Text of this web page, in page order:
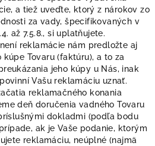
a tiež uveďte, ktorý z nárokov zo
za vady, špecifikovaných v
až 7.5.8., si uplatňujete.
reklamácie nám predložte aj
kúpe Tovaru (faktúru), a to za
jeho kúpy u Nás, inak
Vašu reklamáciu uznať.
reklamačného konania
deň doručenia vadného Tovaru
dokladmi (podľa bodu
ak je Vaše podanie, ktorým
reklamáciu, neúplné (najmä